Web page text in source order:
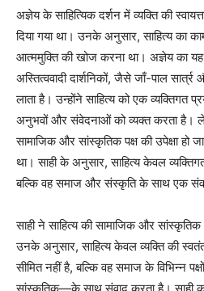
अज्ञेय के साहित्यिक दर्शन में व्यक्ति की
दिया गया था। उनके अनुसार, साहित्य का
आत्ममुक्ति की खोज करना था। अज्ञेय का यह
अस्तित्ववादी दार्शनिकों, जैसे जाँ-पाल
लाता है। उन्होंने साहित्य को एक
अनुभवों और संवेदनाओं को व्यक्त करता है।
सामाजिक और सांस्कृतिक पक्ष की उपेक्षा हो
था। साही के अनुसार, साहित्य केवल
बल्कि वह समाज और संस्कृति के साथ एक
साही ने साहित्य की सामाजिक और
उनके अनुसार, साहित्य केवल व्यक्ति की
सीमित नहीं है, बल्कि वह समाज के विभिन्न